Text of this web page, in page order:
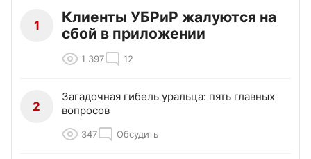
1
Клиенты УБРиР жалуются на
сбой в приложении
1 397 12
2
Загадочная гибель уральца: пять главных
вопросов
347 Обсудить